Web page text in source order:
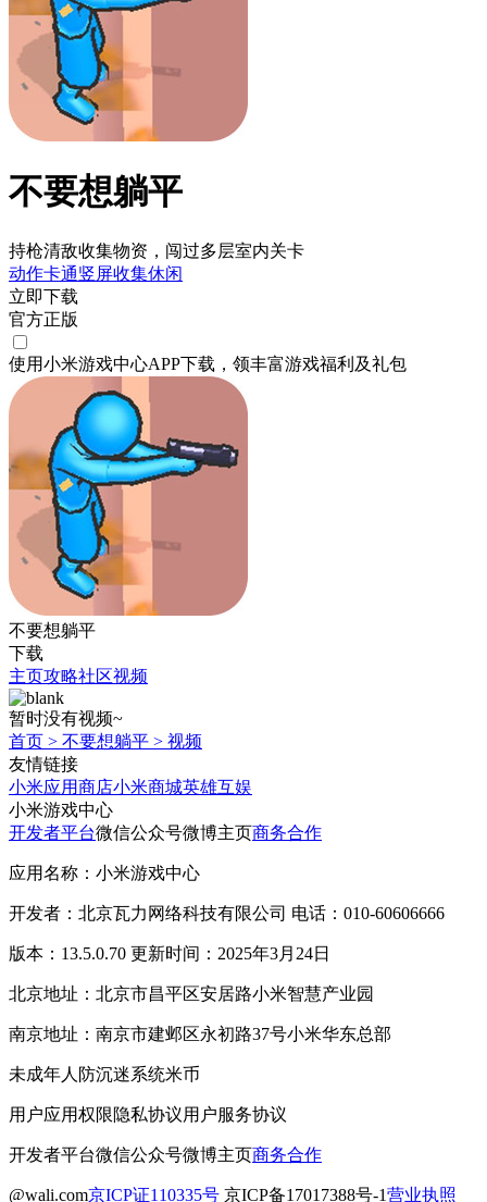
不要想躺平
持枪清敌收集物资，闯过多层室内关卡
动作卡通竖屏收集休闲
立即下载
官方正版
使用小米游戏中心APP下载 ，领丰富游戏福利 及礼包
不要想躺平
下载
主页攻略社区视频
暂时没有视频~
首页 > 不要想躺平 > 视频
友情链接
小米应用商店小米商城英雄互娱
小米游戏中心
开发者平台微信公众号微博主页商务合作
应用名称：小米游戏中心
开发者：北京瓦力网络科技有限公司 电话：010-60606666
版本：13.5.0.70 更新时间：2025年3月24日
北京地址：北京市昌平区安居路小米智慧产业园
南京地址：南京市建邺区永初路37号小米华东总部
未成年人防沉迷系统米币
用户应用权限隐私协议用户服务协议
开发者平台微信公众号微博主页商务合作
@wali.com京ICP证110335号 京ICP备17017388号-1营业执照